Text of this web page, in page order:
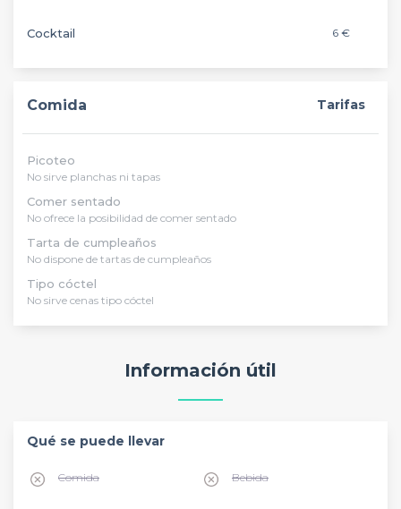
Cocktail 6 €
Comida Tarifas
Picoteo
No sirve planchas ni tapas
Comer sentado
No ofrece la posibilidad de comer sentado
Tarta de cumpleaños
No dispone de tartas de cumpleaños
Tipo cóctel
No sirve cenas tipo cóctel
Información útil
Qué se puede llevar
Comida Bebida